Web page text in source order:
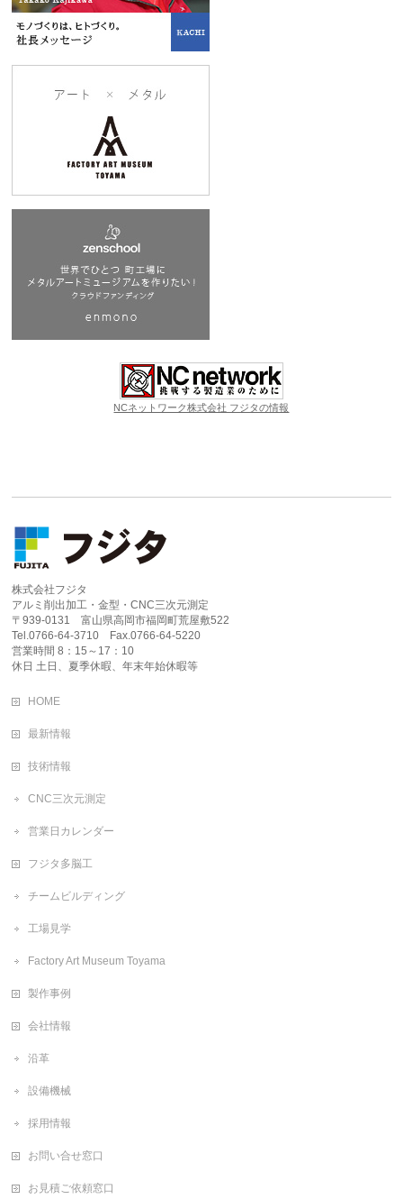
NCネットワーク株式会社 フジタの情報
株式会社フジタ
アルミ削出加工・金型・CNC三次元測定
〒939-0131 富山県高岡市福岡町荒屋敷522
Tel.0766-64-3710 Fax.0766-64-5220
営業時間 8：15～17：10
休日 土日、夏季休暇、年末年始休暇等
HOME
最新情報
技術情報
CNC三次元測定
営業日カレンダー
フジタ多脳工
チームビルディング
工場見学
Factory Art Museum Toyama
製作事例
会社情報
沿革
設備機械
採用情報
お問い合せ窓口
お見積ご依頼窓口